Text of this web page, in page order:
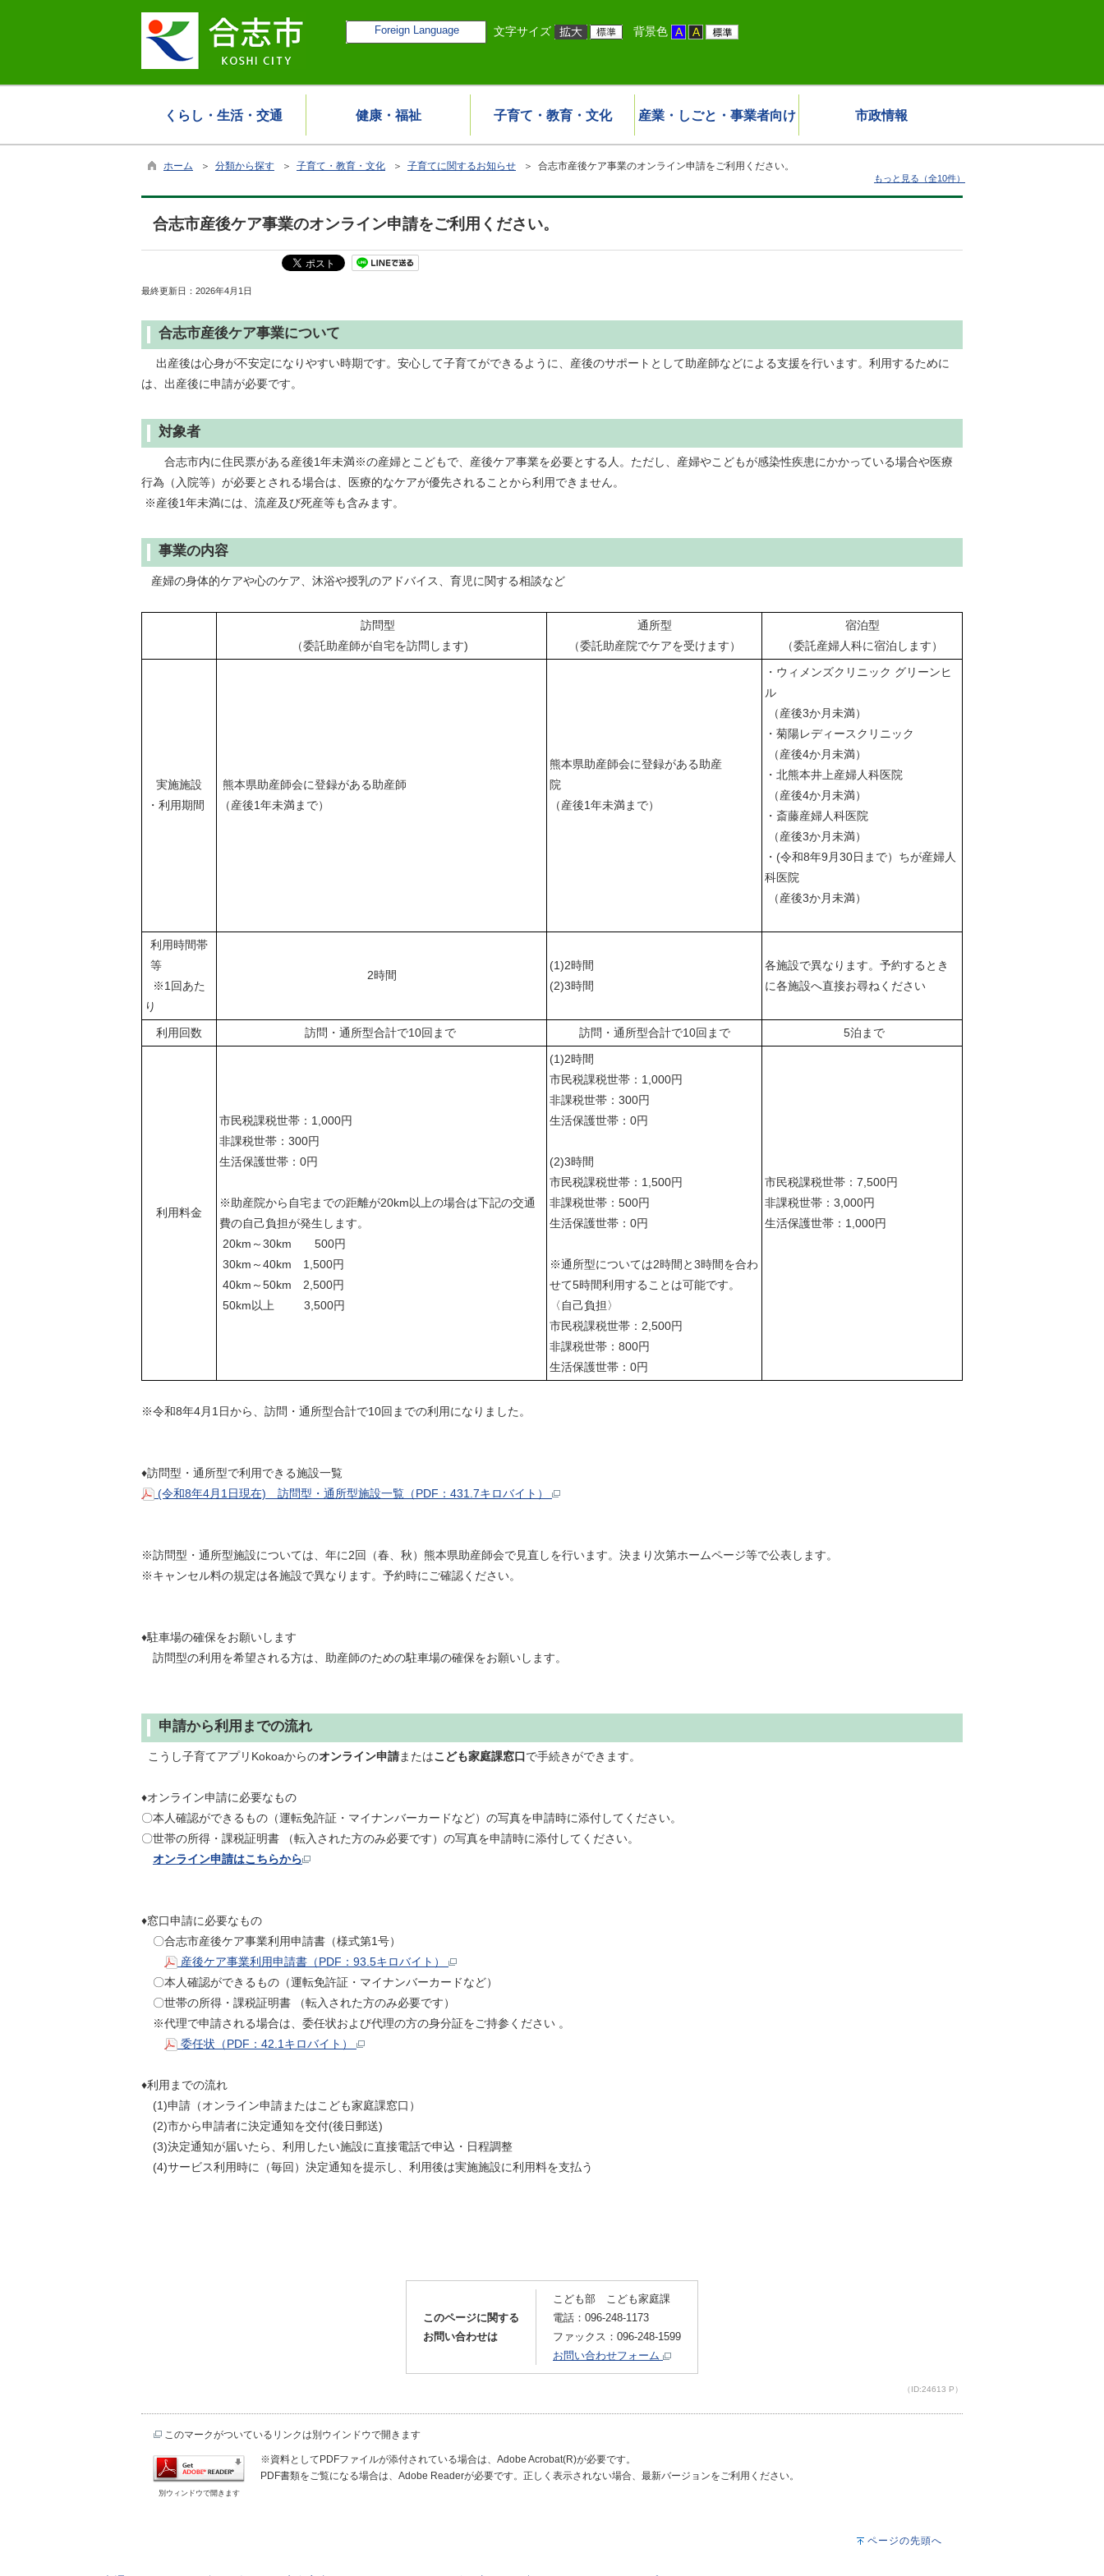
Foreign Language 文字サイズ 背景色
くらし・生活・交通 健康・福祉 子育て・教育・文化 産業・しごと・事業者向け 市政情報
ホーム ＞ 分類から探す ＞ 子育て・教育・文化 ＞ 子育てに関するお知らせ ＞ 合志市産後ケア事業のオンライン申請をご利用ください。
もっと見る（全10件）
合志市産後ケア事業のオンライン申請をご利用ください。
最終更新日： 2026年4月1日
合志市産後ケア事業について
出産後は心身が不安定になりやすい時期です。安心して子育てができるように、産後のサポートとして助産師などによる支援を行います。利用するために
は、出産後に申請が必要です。
対象者
合志市内に住民票がある産後1年未満※の産婦とこどもで、産後ケア事業を必要とする人。ただし、産婦やこどもが感染性疾患にかかっている場合や医療
行為（入院等）が必要とされる場合は、医療的なケアが優先されることから利用できません。
※産後1年未満には、流産及び死産等も含みます。
事業の内容
産婦の身体的ケアや心のケア、沐浴や授乳のアドバイス、育児に関する相談など
訪問型
（委託助産師が自宅を訪問します)
通所型
（委託助産院でケアを受けます）
宿泊型
（委託産婦人科に宿泊します）
実施施設
・利用期間
熊本県助産師会に登録がある助産師
（産後1年未満まで）
熊本県助産師会に登録がある助産
院
（産後1年未満まで）
・ウィメンズクリニック グリーンヒ
ル
（産後3か月未満）
・菊陽レディースクリニック
（産後4か月未満）
・北熊本井上産婦人科医院
（産後4か月未満）
・斎藤産婦人科医院
（産後3か月未満）
・(令和8年9月30日まで）ちが産婦人
科医院
（産後3か月未満）
利用時間帯
等
※1回あた
り
2時間
(1)2時間
(2)3時間
各施設で異なります。予約するとき
に各施設へ直接お尋ねください
利用回数 訪問・通所型合計で10回まで 訪問・通所型合計で10回まで 5泊まで
利用料金
市民税課税世帯：1,000円
非課税世帯：300円
生活保護世帯：0円
※助産院から自宅までの距離が20km以上の場合は下記の交通
費の自己負担が発生します。
20km～30km 500円
30km～40km 1,500円
40km～50km 2,500円
50km以上 3,500円
(1)2時間
市民税課税世帯：1,000円
非課税世帯：300円
生活保護世帯：0円
(2)3時間
市民税課税世帯：1,500円
非課税世帯：500円
生活保護世帯：0円
※通所型については2時間と3時間を合わ
せて5時間利用することは可能です。
〈自己負担〉
市民税課税世帯：2,500円
非課税世帯：800円
生活保護世帯：0円
市民税課税世帯：7,500円
非課税世帯：3,000円
生活保護世帯：1,000円
※令和8年4月1日から、訪問・通所型合計で10回までの利用になりました。
♦訪問型・通所型で利用できる施設一覧
(令和8年4月1日現在) 訪問型・通所型施設一覧（PDF：431.7キロバイト）
※訪問型・通所型施設については、年に2回（春、秋）熊本県助産師会で見直しを行います。決まり次第ホームページ等で公表します。
※キャンセル料の規定は各施設で異なります。予約時にご確認ください。
♦駐車場の確保をお願いします
訪問型の利用を希望される方は、助産師のための駐車場の確保をお願いします。
申請から利用までの流れ
こうし子育てアプリKokoaからのオンライン申請またはこども家庭課窓口で手続きができます。
♦オンライン申請に必要なもの
〇本人確認ができるもの（運転免許証・マイナンバーカードなど）の写真を申請時に添付してください。
〇世帯の所得・課税証明書 （転入された方のみ必要です）の写真を申請時に添付してください。
オンライン申請はこちらから
♦窓口申請に必要なもの
〇合志市産後ケア事業利用申請書（様式第1号）
産後ケア事業利用申請書（PDF：93.5キロバイト）
〇本人確認ができるもの（運転免許証・マイナンバーカードなど）
〇世帯の所得・課税証明書 （転入された方のみ必要です）
※代理で申請される場合は、委任状および代理の方の身分証をご持参ください 。
委任状（PDF：42.1キロバイト）
♦利用までの流れ
(1)申請（オンライン申請またはこども家庭課窓口）
(2)市から申請者に決定通知を交付(後日郵送)
(3)決定通知が届いたら、利用したい施設に直接電話で申込・日程調整
(4)サービス利用時に（毎回）決定通知を提示し、利用後は実施施設に利用料を支払う
このページに関する
お問い合わせは
こども部 こども家庭課
電話：096-248-1173
ファックス：096-248-1599
お問い合わせフォーム
（ID:24613 P）
このマークがついているリンクは別ウインドウで開きます
別ウィンドウで開きます
※資料としてPDFファイルが添付されている場合は、Adobe Acrobat(R)が必要です。
PDF書類をご覧になる場合は、Adobe Readerが必要です。正しく表示されない場合、最新バージョンをご利用ください。
ページの先頭へ